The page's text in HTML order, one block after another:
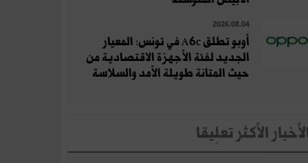
2026.08.04
أوبو تطلق A6c في تونس: المعيار
الجديد لفئة الأجهزة الاقتصادية من
حيث المتانة طويلة الأمد والسلاسة
الأكثر تعلِيقا